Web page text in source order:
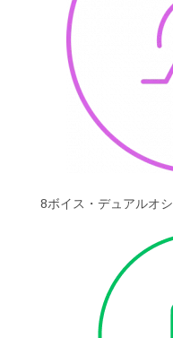
8ボイス・デュアルオ